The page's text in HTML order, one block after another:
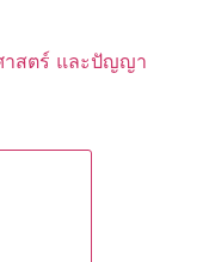
าสตร์ และปัญญา